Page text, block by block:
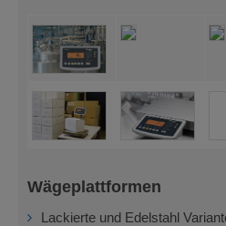
Wägeplattformen
Lackierte und Edelstahl